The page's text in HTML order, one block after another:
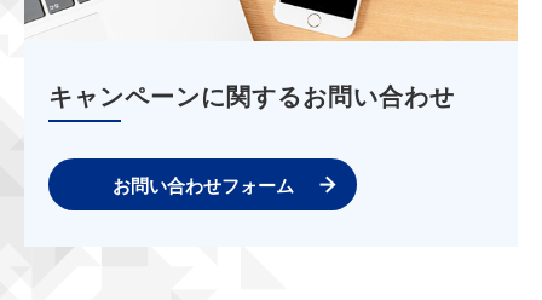
キャンペーンに関するお問い合わせ
お問い合わせフォーム